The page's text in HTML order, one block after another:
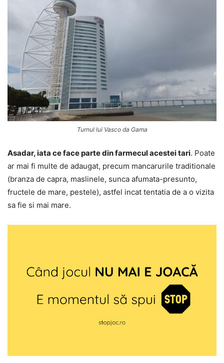
Turnul lui Vasco da Gama
Asadar, iata ce face parte din farmecul acestei tari. Poate
ar mai fi multe de adaugat, precum mancarurile traditionale
(branza de capra, maslinele, sunca afumata-presunto,
fructele de mare, pestele), astfel incat tentatia de a o vizita
sa fie si mai mare.